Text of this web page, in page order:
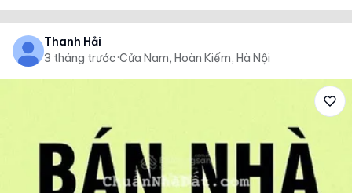
Thanh Hải
3 tháng trước·Cửa Nam, Hoàn Kiếm, Hà Nội